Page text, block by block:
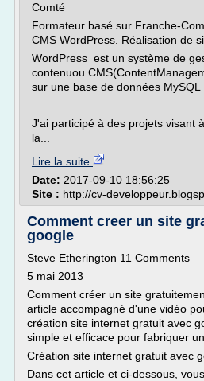
Comté
Formateur basé sur Franche-
CMS WordPress. Réalisation de
WordPress est un système de
contenuou
sur une base de données MySQL
J'ai participé à des projets visant
la...
Lire la suite
Date: 2017-09-10 18:56:25
Site : http://cv-
Comment creer un site
google
Steve Etherington 11 Comments
5 mai 2013
Comment créer un site
article accompagné d'une vidéo
création site internet gratuit avec
simple et efficace pour fabriquer
Création site internet gratuit avec
Dans cet article et ci-dessous,